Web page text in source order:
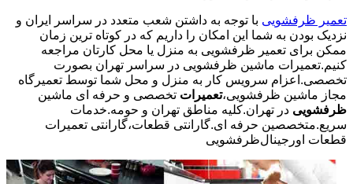
تعمیر ظرفشویی با توجه به داشتن شعب متعدد در سراسر ایران و
نزدیک بودن به شما این امکان را داریم که در کوتاه ترین زمان
ممکن برای تعمیر ظرفشویی به منزل یا محل کارتان مراجعه
کنیم.تعمیرات ماشین ظرفشویی در سراسر تهران بصورت
تخصصی.اعزام سرویس کار به منزل و محل شما توسط تعمیرگاه
مجاز ماشین ظرفشویی،تعمیرات تخصصی و حرفه ای ماشین
ظرفشویی در تهران.کلیه مناطق تهران و حومه.خدمات
سریع.متخصصین حرفه ای.گارانتی قطعات،گارانتی تعمیرات
قطعات اورجینالظرفشویی